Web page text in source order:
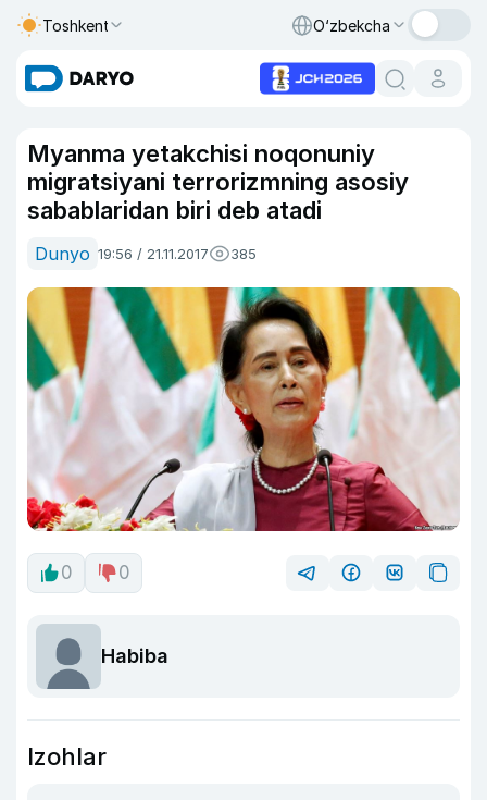
Toshkent O‘zbekcha
Myanma yetakchisi noqonuniy
migratsiyani terrorizmning asosiy
sabablaridan biri deb atadi
Dunyo 19:56 / 21.11.2017 385
0 0
Habiba
Izohlar